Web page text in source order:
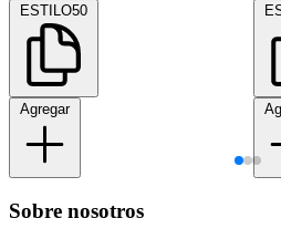
ESTILO50
Agregar
Sobre nosotros